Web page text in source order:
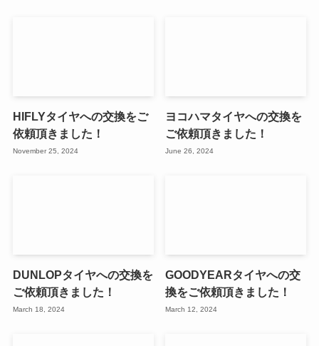
HIFLYタイヤへの交換をご
依頼頂きました！
November 25, 2024
ヨコハマタイヤへの交換を
ご依頼頂きました！
June 26, 2024
DUNLOPタイヤへの交換を
ご依頼頂きました！
March 18, 2024
GOODYEARタイヤへの交
換をご依頼頂きました！
March 12, 2024